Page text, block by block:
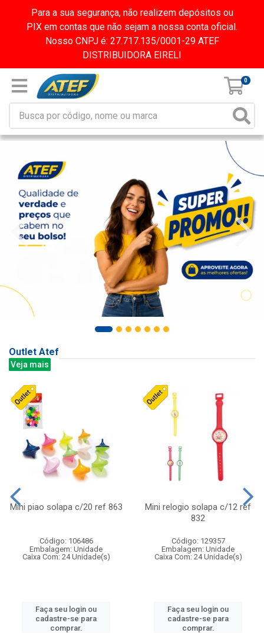
Para a sua segurança, não realizem depósitos ou
PIX em contas que não sejam a nossa conta oficial.
Nosso CNPJ é: 27.717.135/0001-29 ATEF
DISTRIBUIDORA EIRELI
0
Outlet Atef
Veja mais
Mini piao solapa c/20 ref 863
Código: 106486
Embalagem: Unidade
Caixa Com: 24 Unidade(s)
Faça seu login ou
cadastre-se para
comprar.
Mini relogio solapa c/12 ref
832
Código: 129357
Embalagem: Unidade
Caixa Com: 24 Unidade(s)
Faça seu login ou
cadastre-se para
comprar.